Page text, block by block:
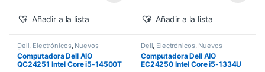
Añadir a la lista Añadir a la lista
Dell Electrónicos, Nuevos
Productos
Computadora Dell AIO
QC24251 Intel Core i5-14500T
Dell Electrónicos, Nuevos
Productos
Computadora Dell AIO
EC24250 Intel Core i5-1334U